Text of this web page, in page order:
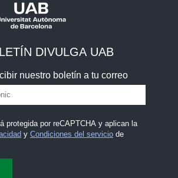
DIVULGA UAB
nuestro boletín a tu correo
protegida por reCAPTCHA y aplican la
y Condiciones del serviciode